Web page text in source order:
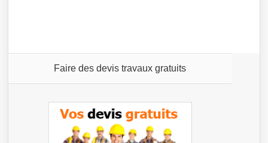
Faire des devis travaux gratuits